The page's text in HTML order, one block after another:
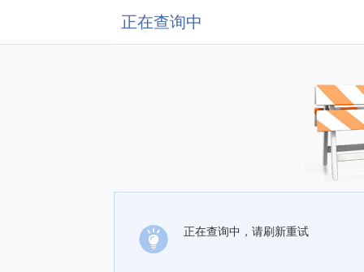
正在查询中
正在查询中，请刷新重试